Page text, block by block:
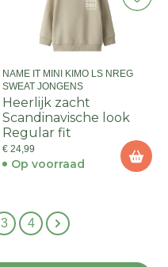
NAME IT MINI KIMO LS NREG
SWEAT JONGENS
Heerlijk zacht
Scandinavische look
Regular fit
€ 24,99
Op voorraad
3 4